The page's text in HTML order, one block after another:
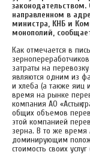
направленном в
министра, КНБ и
монополий,
Как отмечается в
затраты на
являются одним из
и хлеба (а также яиц
время на рынке
компания АО «Астық
общих объемов
этой компанией
зерна. В то же время
доминирующим
стоимость своих